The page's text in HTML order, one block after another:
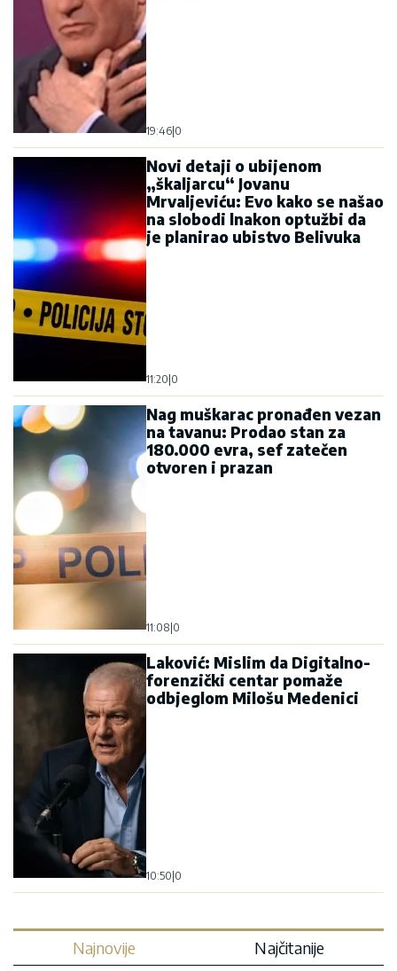
19:46 0
Novi detaji o ubijenom
„škaljarcu“ Jovanu
Mrvaljeviću: Evo kako se našao
na slobodi lnakon optužbi da
je planirao ubistvo Belivuka
11:20 0
Nag muškarac pronađen vezan
na tavanu: Prodao stan za
180.000 evra, sef zatečen
otvoren i prazan
11:08 0
Laković: Mislim da Digitalno-
forenzički centar pomaže
odbjeglom Milošu Medenici
10:50 0
Najnovije Najčitanije